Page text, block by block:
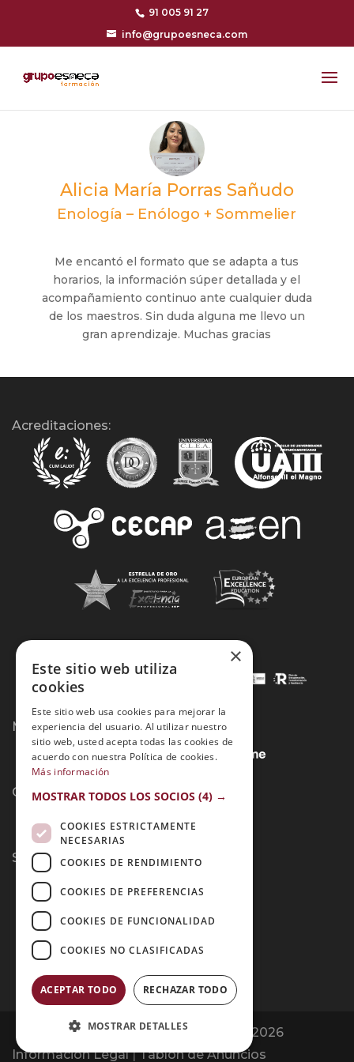
91 005 91 27
info@grupoesneca.com
Alicia María Porras Sañudo
Enología – Enólogo + Sommelier
Me encantó el formato que se adapta a tus
horarios, la información súper detallada y el
acompañamiento continuo ante cualquier duda
de los maestros. Sin duda alguna me llevo un
gran aprendizaje. Muchas gracias
Acreditaciones:
Métodos de Pago:
Contacto:
Síguenos:
Opiniones Grupo Esneca | Copyright 2026
Información Legal|Tablón de Anuncios
×
Este sitio web utiliza
cookies
Este sitio web usa cookies para mejorar la
experiencia del usuario. Al utilizar nuestro
sitio web, usted acepta todas las cookies de
acuerdo con nuestra Política de cookies.
Más información
MOSTRAR TODOS LOS SOCIOS (4) →
COOKIES ESTRICTAMENTE
NECESARIAS
COOKIES DE RENDIMIENTO
COOKIES DE PREFERENCIAS
COOKIES DE FUNCIONALIDAD
COOKIES NO CLASIFICADAS
ACEPTAR TODO RECHAZAR TODO
MOSTRAR DETALLES